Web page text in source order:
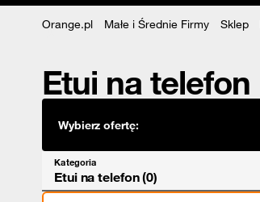
Orange.pl Małe i Średnie Firmy Sklep
Etui na telefon
Wybierz ofertę:
Kategoria
Etui na telefon (0)